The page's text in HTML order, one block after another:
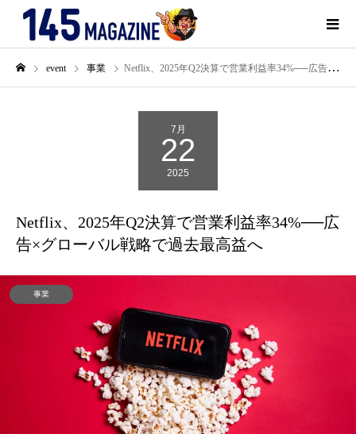
event 事業 Netflix、2025年Q2決算で営業利益率34%──広告×グローバル戦略で過去最高益へ
7月
22
2025
Netflix、2025年Q2決算で営業利益率34%──広
告×グローバル戦略で過去最高益へ
事業